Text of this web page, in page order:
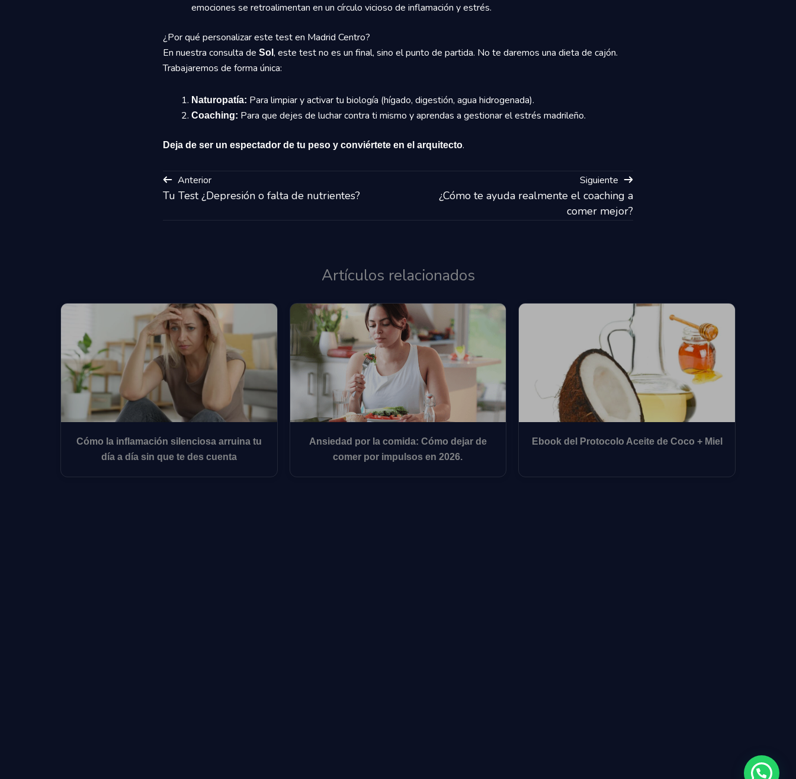
emociones se retroalimentan en un círculo vicioso de inflamación y estrés.
¿Por qué personalizar este test en Madrid Centro?
En nuestra consulta de Sol , este test no es un final, sino el punto de partida. No te daremos una dieta de cajón.
Trabajaremos de forma única:
Naturopatía: Para limpiar y activar tu biología (hígado, digestión, agua hidrogenada).
Coaching: Para que dejes de luchar contra ti mismo y aprendas a gestionar el estrés madrileño.
Deja de ser un espectador de tu peso y conviértete en el arquitecto.
Anterior
Tu Test ¿Depresión o falta de nutrientes?
Siguiente
¿Cómo te ayuda realmente el coaching a
comer mejor?
Artículos relacionados
Cómo la inflamación silenciosa arruina tu
día a día sin que te des cuenta
Ansiedad por la comida: Cómo dejar de
comer por impulsos en 2026.
Ebook del Protocolo Aceite de Coco + Miel